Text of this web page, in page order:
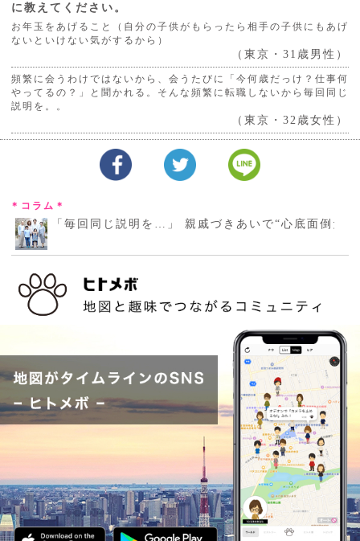
に教えてください。
お年玉をあげること（自分の子供がもらったら相手の子供にもあげ
ないといけない気がするから）
（東京・31歳男性）
頻繁に会うわけではないから、会うたびに「今何歳だっけ？仕事何
やってるの？」と聞かれる。そんな頻繁に転職しないから毎回同じ
説明を。。
（東京・32歳女性）
＊コラム＊
「毎回同じ説明を…」 親戚づきあいで“心底面倒だ”